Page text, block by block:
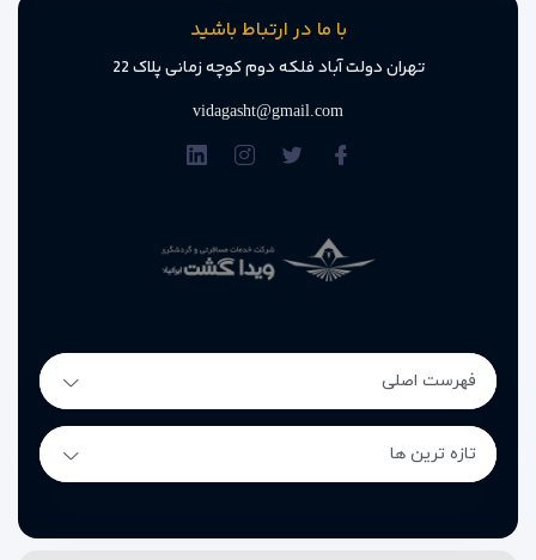
با ما در ارتباط باشید
تهران دولت آباد فلکه دوم کوچه زمانی پلاک 22
vidagasht@gmail.com
فهرست اصلی
تازه ترین ها